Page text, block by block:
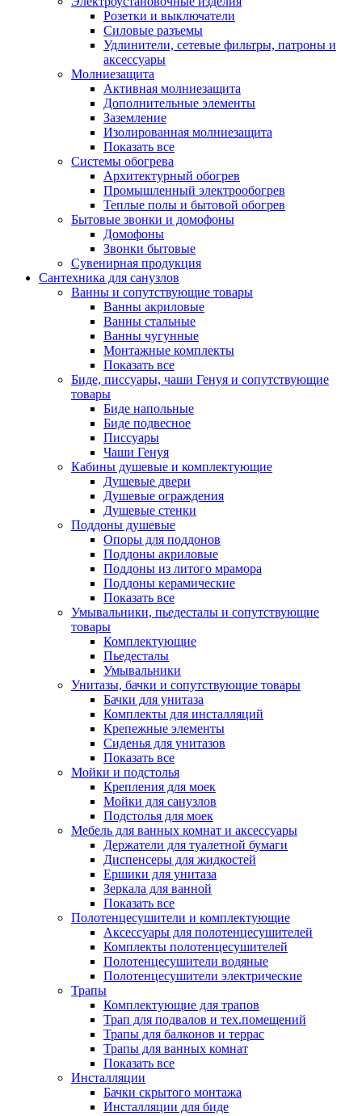
Розетки и выключатели
Силовые разъемы
Удлинители, сетевые фильтры, патроны и
аксессуары
Молниезащита
Активная молниезащита
Дополнительные элементы
Заземление
Изолированная молниезащита
Показать все
Системы обогрева
Архитектурный обогрев
Промышленный электрообогрев
Теплые полы и бытовой обогрев
Бытовые звонки и домофоны
Домофоны
Звонки бытовые
Сувенирная продукция
Сантехника для санузлов
Ванны и сопутствующие товары
Ванны акриловые
Ванны стальные
Ванны чугунные
Монтажные комплекты
Показать все
Биде, писсуары, чаши Генуя и сопутствующие
товары
Биде напольные
Биде подвесное
Писсуары
Чаши Генуя
Кабины душевые и комплектующие
Душевые двери
Душевые ограждения
Душевые стенки
Поддоны душевые
Опоры для поддонов
Поддоны акриловые
Поддоны из литого мрамора
Поддоны керамические
Показать все
Умывальники, пьедесталы и сопутствующие
товары
Комплектующие
Пьедесталы
Умывальники
Унитазы, бачки и сопутствующие товары
Бачки для унитаза
Комплекты для инсталляций
Крепежные элементы
Сиденья для унитазов
Показать все
Мойки и подстолья
Крепления для моек
Мойки для санузлов
Подстолья для моек
Мебель для ванных комнат и аксессуары
Держатели для туалетной бумаги
Диспенсеры для жидкостей
Ершики для унитаза
Зеркала для ванной
Показать все
Полотенцесушители и комплектующие
Аксессуары для полотенцесушителей
Комплекты полотенцесушителей
Полотенцесушители водяные
Полотенцесушители электрические
Трапы
Комплектующие для трапов
Трап для подвалов и тех.помещений
Трапы для балконов и террас
Трапы для ванных комнат
Показать все
Инсталляции
Бачки скрытого монтажа
Инсталляции для биде